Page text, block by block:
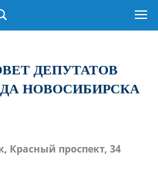
ДЕПУТАТОВ
НОВОСИБИРСКА
Красный проспект, 34